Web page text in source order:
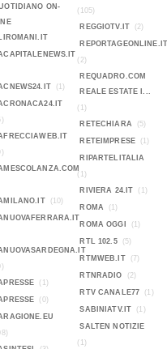
ON-
(1)
(10)
(1)
(0)
(105)
REGGIOTV.IT
(2)
REPORTAGEONLINE.IT
(2)
REQUADRO.COM
REALE ESTATE I...
(1)
RETECHIARA
(5)
RETEIMPRESE (1)
RIPARTELITALIA
(1)
RIVIERA 24.IT
(1)
ROMA (1)
ROMA OGGI (1)
RTL 102.5 (5)
RTMWEB.IT (7)
RTNRADIO (2)
RTV CANALE77 (1)
SABINIATV.IT (1)
SALTEN NOTIZIE
(1)